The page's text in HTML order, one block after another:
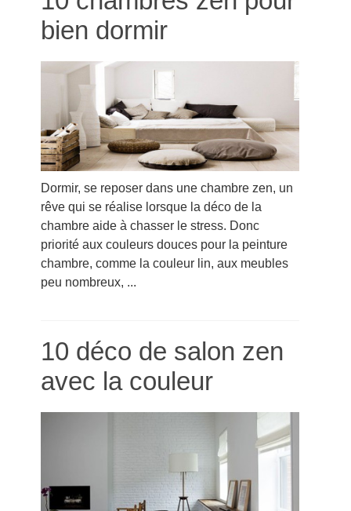
bien dormir
Dormir, se reposer dans une chambre zen, un
rêve qui se réalise lorsque la déco de la
chambre aide à chasser le stress. Donc
priorité aux couleurs douces pour la peinture
chambre, comme la couleur lin, aux meubles
peu nombreux, ...
10 déco de salon zen
avec la couleur